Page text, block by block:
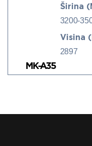
Širina
3200-
Visina
2897
MK-A35